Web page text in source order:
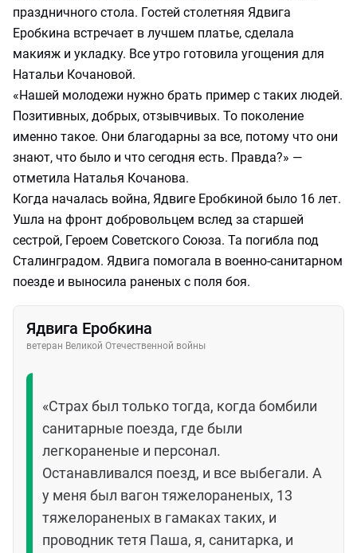
праздничного стола. Гостей столетняя Ядвига
Еробкина встречает в лучшем платье, сделала
макияж и укладку. Все утро готовила угощения для
Натальи Кочановой.
«Нашей молодежи нужно брать пример с таких людей.
Позитивных, добрых, отзывчивых. То поколение
именно такое. Они благодарны за все, потому что они
знают, что было и что сегодня есть. Правда?» —
отметила Наталья Кочанова.
Когда началась война, Ядвиге Еробкиной было 16 лет.
Ушла на фронт добровольцем вслед за старшей
сестрой, Героем Советского Союза. Та погибла под
Сталинградом. Ядвига помогала в военно-санитарном
поезде и выносила раненых с поля боя.
Ядвига Еробкина
ветеран Великой Отечественной войны
«Страх был только тогда, когда бомбили
санитарные поезда, где были
легкораненые и персонал.
Останавливался поезд, и все выбегали. А
у меня был вагон тяжелораненых, 13
тяжелораненых в гамаках таких, и
проводник тетя Паша, я, санитарка, и